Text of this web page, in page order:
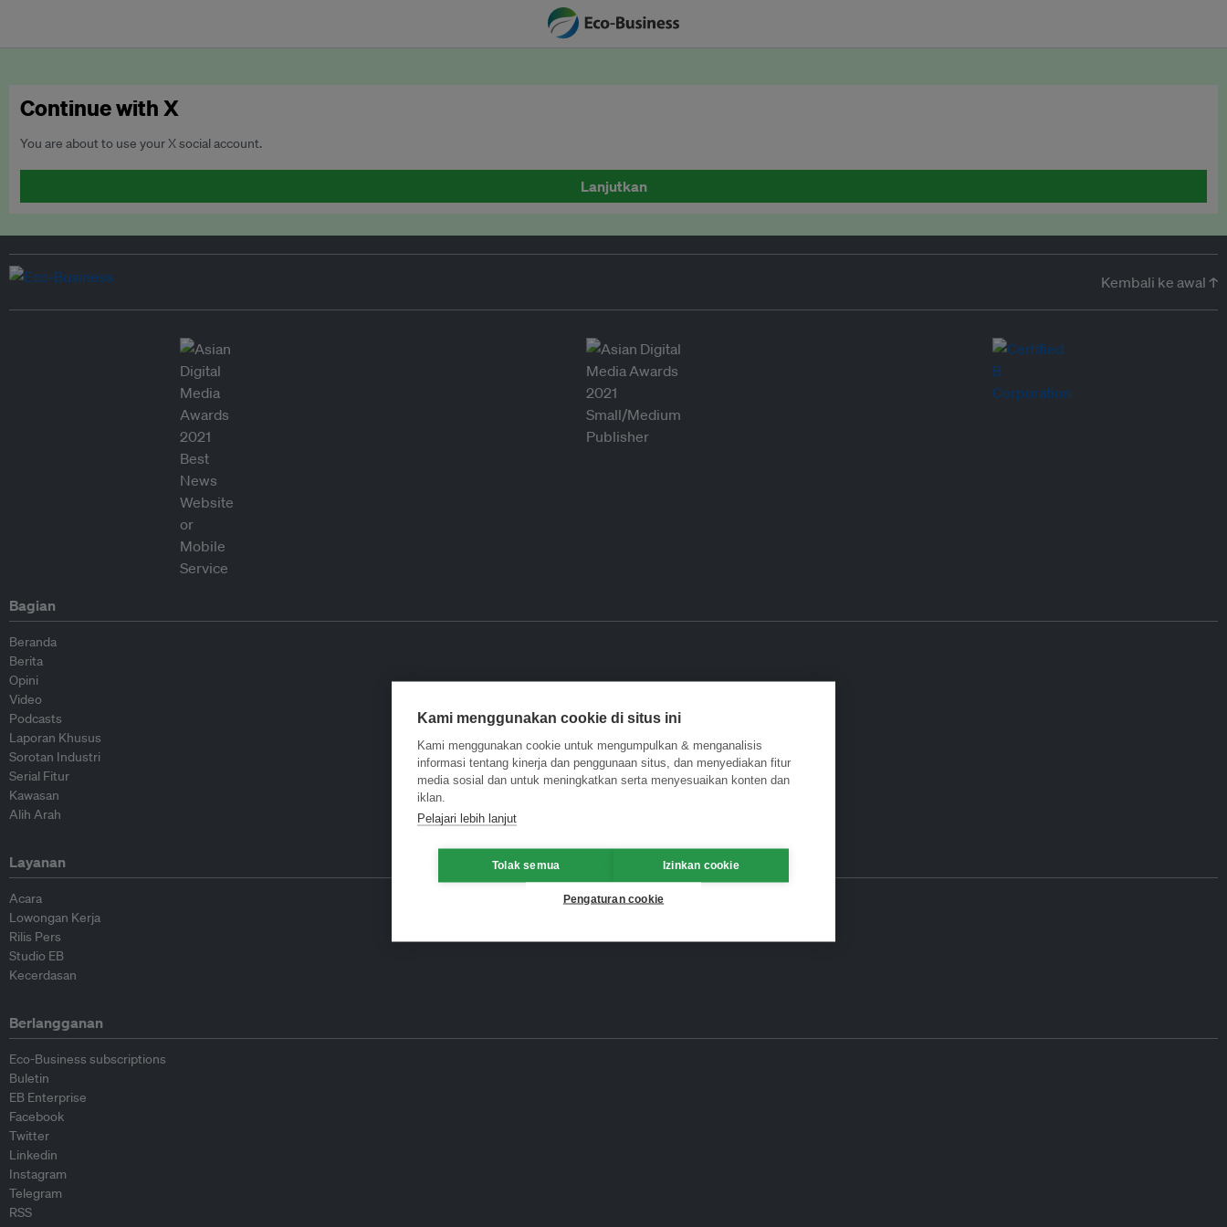
Continue with X
You are about to use your X social account.
Lanjutkan
Kembali ke awal ↑
Bagian
Beranda
Berita
Opini
Video
Podcasts
Laporan Khusus
Sorotan Industri
Serial Fitur
Kawasan
Alih Arah
Layanan
Acara
Lowongan Kerja
Rilis Pers
Studio EB
Kecerdasan
Berlangganan
Eco-Business subscriptions
Buletin
EB Enterprise
Facebook
Twitter
Linkedin
Instagram
Telegram
RSS
Kami menggunakan cookie di situs ini
Kami menggunakan cookie untuk mengumpulkan & menganalisis
informasi tentang kinerja dan penggunaan situs, dan menyediakan fitur
media sosial dan untuk meningkatkan serta menyesuaikan konten dan
iklan.
Pelajari lebih lanjut
Tolak semua Izinkan cookie
Pengaturan cookie